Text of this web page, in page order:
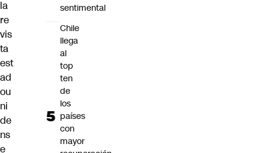
la
re
vis
ta
est
ad
ou
ni
de
ns
e
sentimental
Chile
llega
al
top
ten
de
los
países
con
mayor